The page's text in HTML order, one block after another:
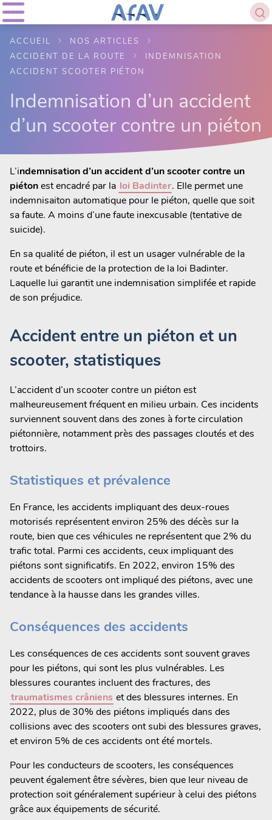
ACCUEIL
NOS ARTICLES
ACCIDENT DE LA ROUTE
INDEMNISATION
ACCIDENT SCOOTER PIÉTON
Indemnisation d’un accident
d’un scooter contre un piéton
L’indemnisation d’un accident d’un scooter contre un
piétonest encadré par la loi Badinter. Elle permet une
indemnisaiton automatique pour le piéton, quelle que soit
sa faute. A moins d’une faute inexcusable (tentative de
suicide).
En sa qualité de piéton, il est un usager vulnérable de la
route et bénéficie de la protection de la loi Badinter.
Laquelle lui garantit une indemnisation simplifée et rapide
de son préjudice.
Accident entre un piéton et un
scooter, statistiques
L’accident d’un scooter contre un piéton est
malheureusement fréquent en milieu urbain. Ces incidents
surviennent souvent dans des zones à forte circulation
piétonnière, notamment près des passages cloutés et des
trottoirs.
Statistiques et prévalence
En France, les accidents impliquant des deux-roues
motorisés représentent environ 25% des décès sur la
route, bien que ces véhicules ne représentent que 2% du
trafic total. Parmi ces accidents, ceux impliquant des
piétons sont significatifs. En 2022, environ 15% des
accidents de scooters ont impliqué des piétons, avec une
tendance à la hausse dans les grandes villes.
Conséquences des accidents
Les conséquences de ces accidents sont souvent graves
pour les piétons, qui sont les plus vulnérables. Les
blessures courantes incluent des fractures, des
traumatismes crâniens et des blessures internes. En
2022, plus de 30% des piétons impliqués dans des
collisions avec des scooters ont subi des blessures graves,
et environ 5% de ces accidents ont été mortels.
Pour les conducteurs de scooters, les conséquences
peuvent également être sévères, bien que leur niveau de
protection soit généralement supérieur à celui des piétons
grâce aux équipements de sécurité.